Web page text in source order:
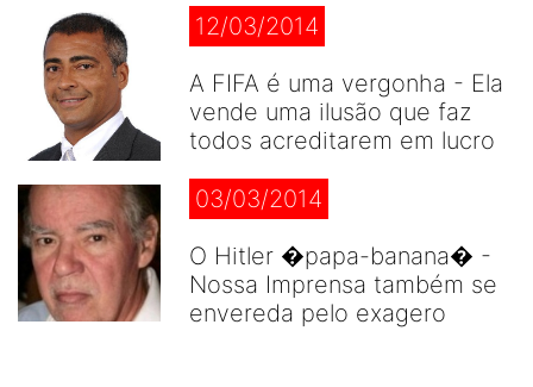
12/03/2014
A FIFA é uma vergonha - Ela
vende uma ilusão que faz
todos acreditarem em lucro
03/03/2014
O Hitler �papa-banana� -
Nossa Imprensa também se
envereda pelo exagero